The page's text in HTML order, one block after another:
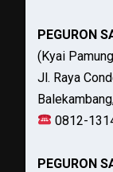
PEGURON
(Kyai
Jl. Raya
0812-
PEGURON